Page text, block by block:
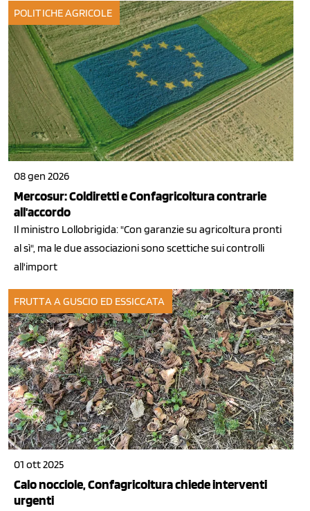
POLITICHE AGRICOLE
08 gen 2026
Mercosur: Coldiretti e Confagricoltura contrarie
all'accordo
Il ministro Lollobrigida: "Con garanzie su agricoltura pronti
al sì", ma le due associazioni sono scettiche sui controlli
all'import
FRUTTA A GUSCIO ED ESSICCATA
01 ott 2025
Calo nocciole, Confagricoltura chiede interventi
urgenti